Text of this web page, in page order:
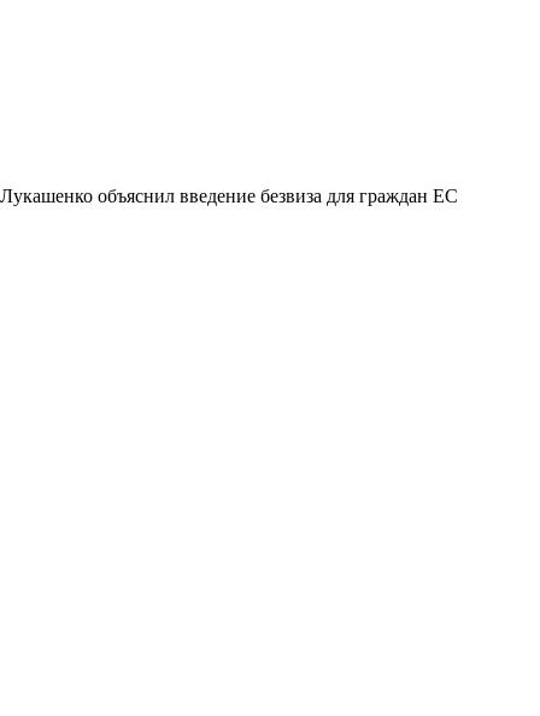
Лукашенко объяснил введение безвиза для граждан ЕС